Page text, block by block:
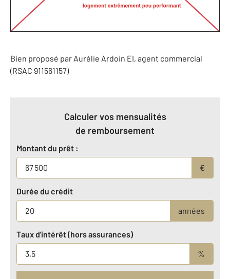
Bien proposé par Aurélie Ardoin EI, agent commercial
(RSAC 911561157)
Calculer vos mensualités
de remboursement
Montant du prêt :
€
Durée du crédit
années
Taux d'intérêt (hors assurances)
%